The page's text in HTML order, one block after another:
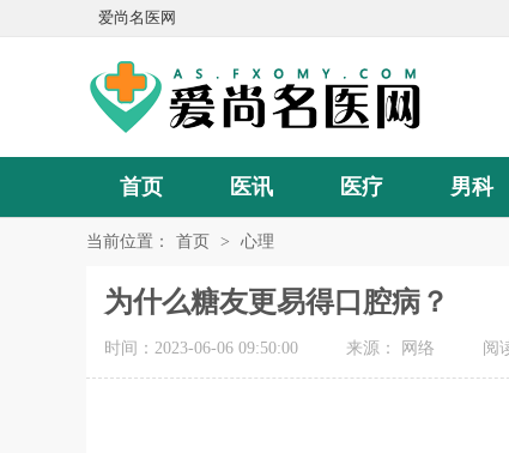
爱尚名医网
首页 医讯 医疗 男科
当前位置： 首页 > 心理
为什么糖友更易得口腔病？
时间：2023-06-06 09:50:00 来源： 网络 阅